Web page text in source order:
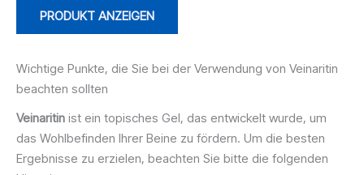
PRODUKT ANZEIGEN
Wichtige Punkte, die Sie bei der Verwendung von Veinaritin
beachten sollten
Veinaritin ist ein topisches Gel, das entwickelt wurde, um
das Wohlbefinden Ihrer Beine zu fördern. Um die besten
Ergebnisse zu erzielen, beachten Sie bitte die folgenden